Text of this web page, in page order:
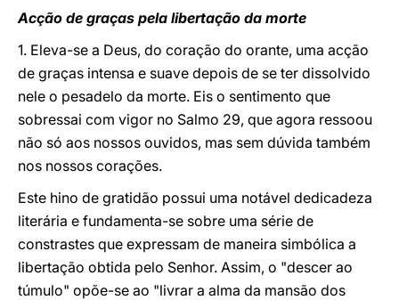
Acção de graças pela libertação da morte
1. Eleva-se a Deus, do coração do orante, uma acção
de graças intensa e suave depois de se ter dissolvido
nele o pesadelo da morte. Eis o sentimento que
sobressai com vigor no Salmo 29, que agora ressoou
não só aos nossos ouvidos, mas sem dúvida também
nos nossos corações.
Este hino de gratidão possui uma notável dedicadeza
literária e fundamenta-se sobre uma série de
constrastes que expressam de maneira simbólica a
libertação obtida pelo Senhor. Assim, o "descer ao
túmulo" opõe-se ao "livrar a alma da mansão dos